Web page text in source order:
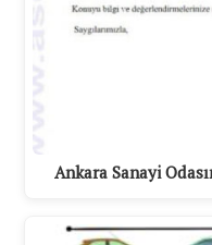
Ankara Sanayi